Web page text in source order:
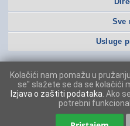
Sve
Usluge
Kolačići nam pomažu u
se" slažete se da se kolačići
Izjava o zaštiti podataka . Ako
potrebni